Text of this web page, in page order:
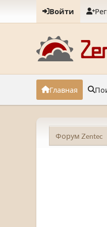
Войти
Главная
Форум Zentec